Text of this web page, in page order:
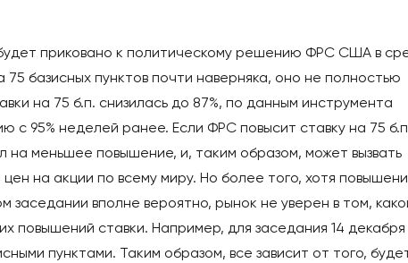
приковано к политическому решению ФРС США в
базисных пунктов почти наверняка, оно не полностью
на 75 б.п. снизилась до 87%, по данным инструмента
с 95% неделей ранее. Если ФРС повысит ставку на 75
на меньшее повышение, и, таким образом, может вызвать
на акции по всему миру. Но более того, хотя
заседании вполне вероятно, рынок не уверен в том,
повышений ставки. Например, для заседания 14 декабря
пунктами. Таким образом, все зависит от того,